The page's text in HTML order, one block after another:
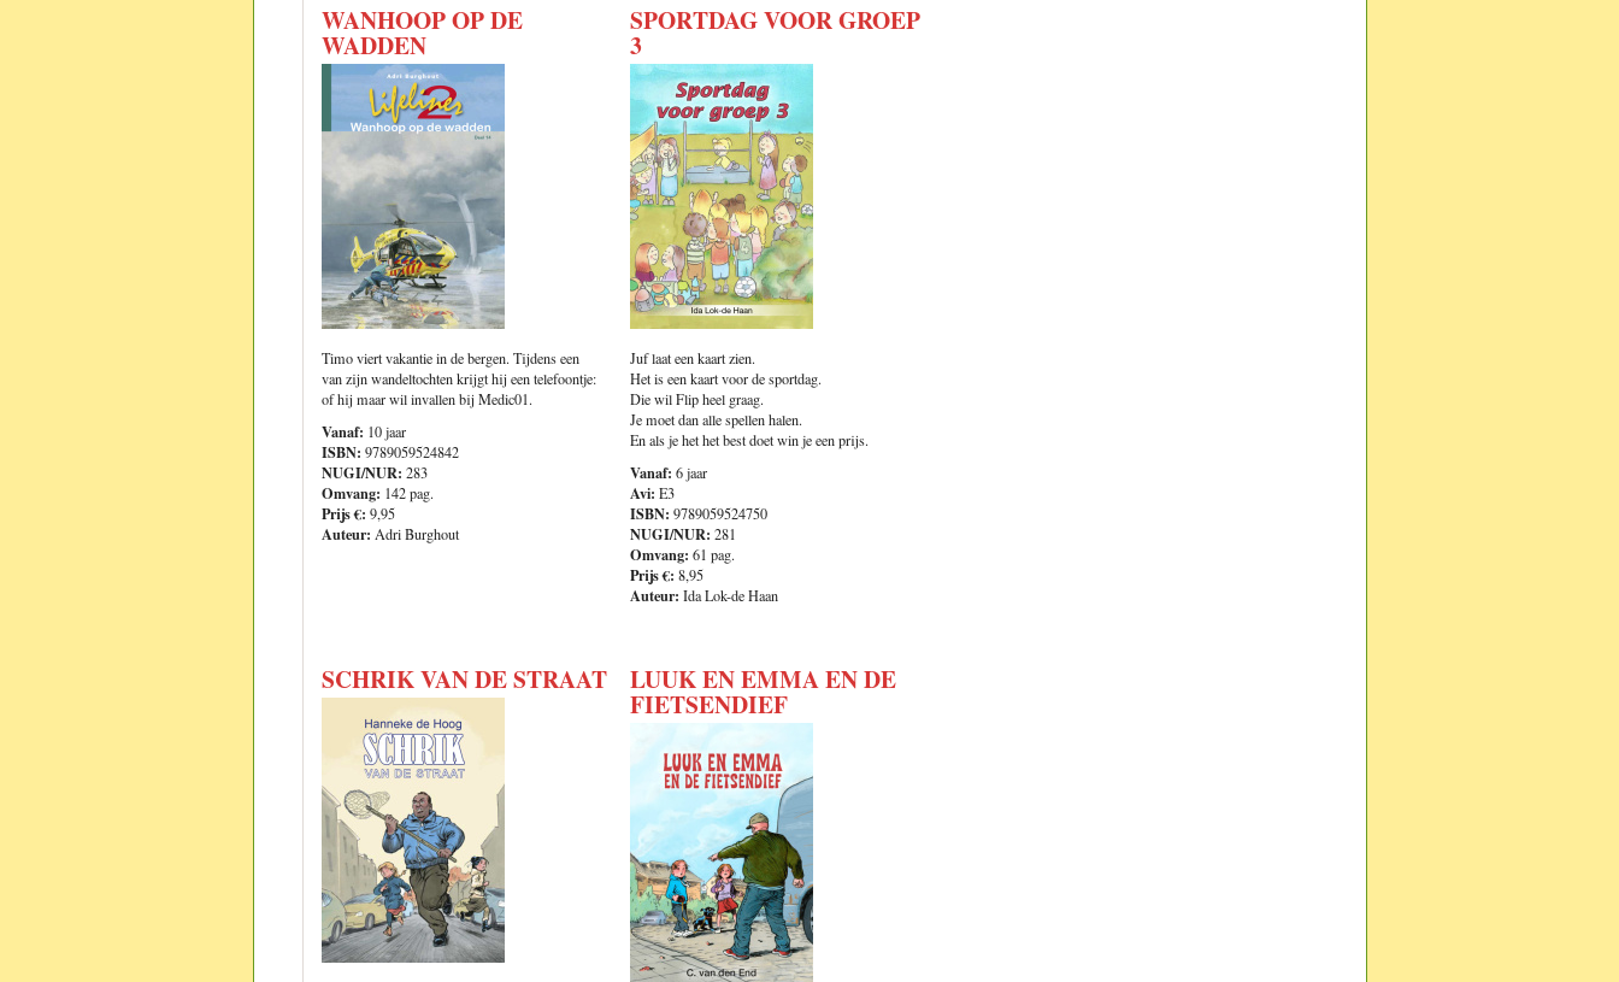
WANHOOP OP DE
WADDEN
Timo viert vakantie in de bergen. Tijdens een
van zijn wandeltochten krijgt hij een telefoontje:
of hij maar wil invallen bij Medic01.
Vanaf: 10 jaar
ISBN: 9789059524842
NUGI/NUR: 283
Omvang: 142 pag.
Prijs €: 9,95
Auteur: Adri Burghout
SPORTDAG VOOR GROEP
3
Juf laat een kaart zien.
Het is een kaart voor de sportdag.
Die wil Flip heel graag.
Je moet dan alle spellen halen.
En als je het het best doet win je een prijs.
Vanaf: 6 jaar
Avi: E3
ISBN: 9789059524750
NUGI/NUR: 281
Omvang: 61 pag.
Prijs €: 8,95
Auteur: Ida Lok-de Haan
SCHRIK VAN DE STRAAT LUUK EN EMMA EN DE
FIETSENDIEF